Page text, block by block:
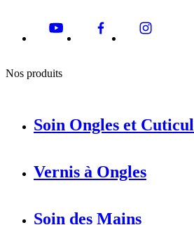
Nos produits
Soin Ongles et
Vernis à Ongles
Soin des Mains